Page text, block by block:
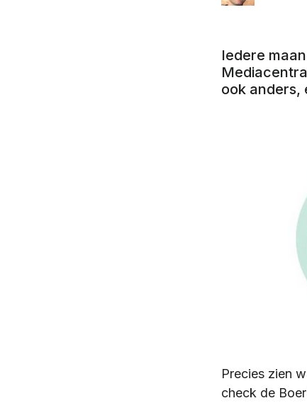
Iedere
ook anders,
Precies zien
check de